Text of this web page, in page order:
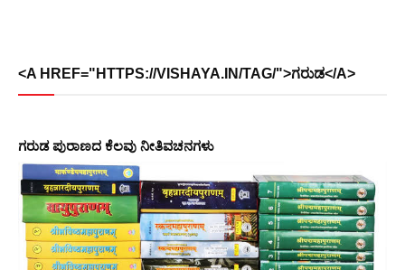
<A HREF="HTTPS://VISHAYA.IN/TAG/">ಗರುಡ</A>
ಗರುಡ ಪುರಾಣದ ಕೆಲವು ನೀತಿವಚನಗಳು